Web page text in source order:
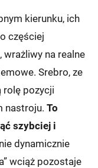
kierunku, ich
częściej
na realne
Srebro, ze
rolę pozycji
nastroju.To
szybciej i
dynamicznie
wciąż pozostaje